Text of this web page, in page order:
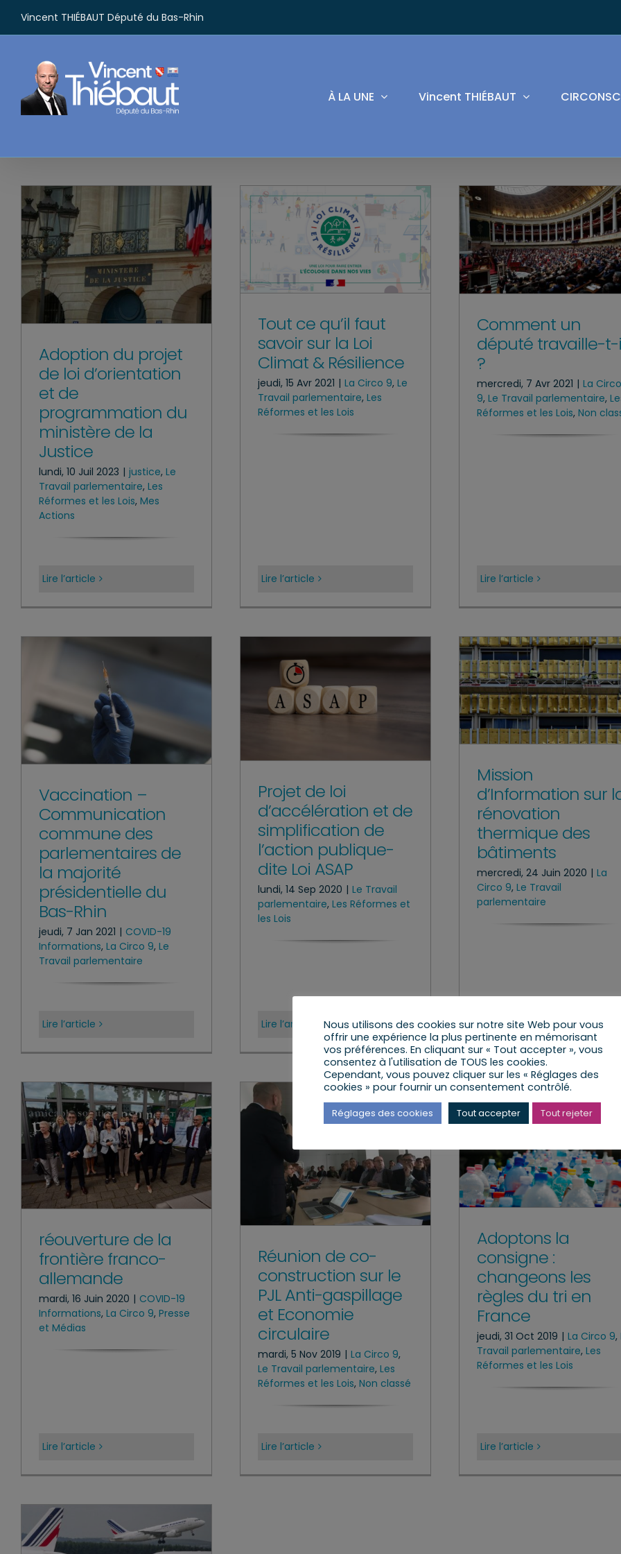
contenu
Vincent THIÉBAUT Député du Bas-Rhin
À LA UNE Vincent THIÉBAUT
Adoption du projet
de loi d’orientation
et de
programmation du
ministère de la
Justice
lundi, 10 Juil 2023 | justice, Le
Travail parlementaire, Les
Réformes et les Lois, Mes
Actions
Lire l’article
Tout ce qu’il faut
savoir sur la Loi
Climat & Résilience
jeudi, 15 Avr 2021 | La Circo 9, Le
Travail parlementaire, Les
Réformes et les Lois
Lire l’article
Comment un
député travaille-
?
mercredi, 7 Avr 2021 | La Circo
9, Le Travail parlementaire,
Réformes et les Lois, Non
Lire l’article
Vaccination –
Communication
commune des
parlementaires de
la majorité
présidentielle du
Bas-Rhin
jeudi, 7 Jan 2021 | COVID-19
Informations, La Circo 9, Le
Travail parlementaire
Lire l’article
Projet de loi
d’accélération et de
simplification de
l’action publique-
dite Loi ASAP
lundi, 14 Sep 2020 | Le Travail
parlementaire, Les Réformes et
les Lois
Lire l’article
Mission
d’Information sur
rénovation
thermique des
bâtiments
mercredi, 24 Juin 2020 | La
Circo 9, Le Travail
parlementaire
Lire l’article
réouverture de la
frontière franco-
allemande
mardi, 16 Juin 2020 | COVID-19
Informations, La Circo 9, Presse
et Médias
Lire l’article
Réunion de co-
construction sur le
PJL Anti-gaspillage
et Economie
circulaire
mardi, 5 Nov 2019 | La Circo 9,
Le Travail parlementaire, Les
Réformes et les Lois, Non classé
Lire l’article
Adoptons la
consigne :
changeons les
règles du tri en
France
jeudi, 31 Oct 2019 | La Circo 9,
Travail parlementaire, Les
Réformes et les Lois
Lire l’article
Nous utilisons des cookies sur notre site Web pour vous
offrir une expérience la plus pertinente en mémorisant
vos préférences. En cliquant sur « Tout accepter », vous
consentez à l'utilisation de TOUS les cookies.
Cependant, vous pouvez cliquer sur les « Réglages des
cookies » pour fournir un consentement contrôlé.
Réglages des cookies Tout accepter Tout rejeter